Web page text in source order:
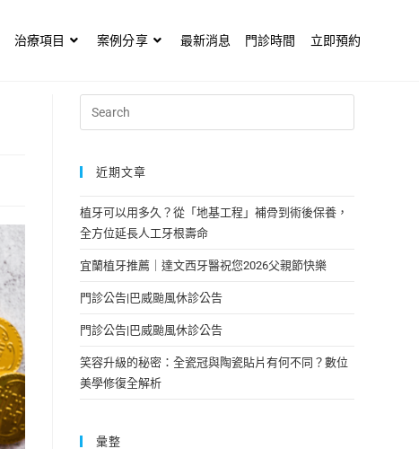
治療項目 案例分享 最新消息 門診時間 立即預約
近期文章
植牙可以用多久？從「地基工程」補骨到術後保養，
全方位延長人工牙根壽命
宜蘭植牙推薦｜達文西牙醫祝您2026父親節快樂
門診公告|巴威颱風休診公告
門診公告|巴威颱風休診公告
笑容升級的秘密：全瓷冠與陶瓷貼片有何不同？數位
美學修復全解析
彙整